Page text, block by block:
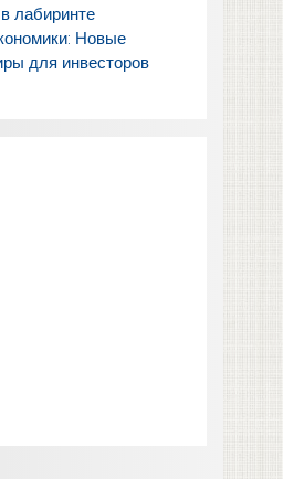
лабиринте
Новые
для инвесторов